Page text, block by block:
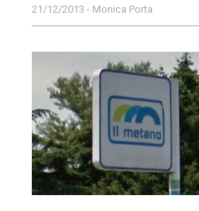
21/12/2013 - Monica Porta